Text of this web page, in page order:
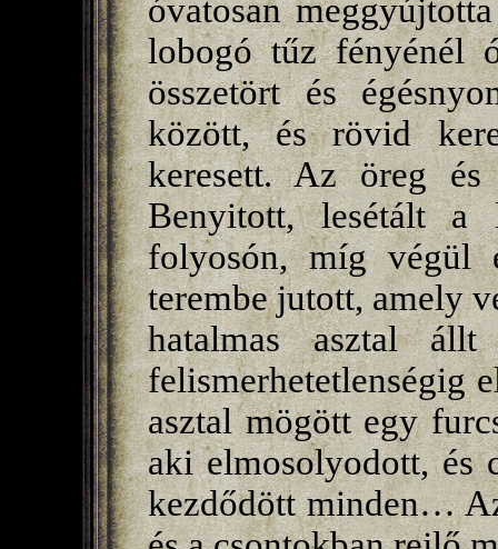
óvatosan
lobogó tűz fényénél
összetört és
között, és rövid
keresett. Az öreg
Benyitott, lesétált a
folyosón, míg végül
terembe jutott, amely
hatalmas asztal
felismerhetetlenségig
asztal mögött egy
aki elmosolyodott, és
kezdődött minden…